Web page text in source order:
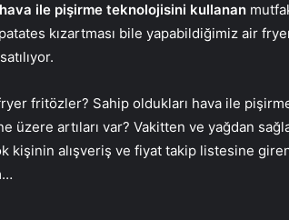
hava ile pişirme teknolojisini kullanan
kızartması bile yapabildiğimiz air
fritözler? Sahip oldukları hava ile
üzere artıları var? Vakitten ve yağdan
kişinin alışveriş ve fiyat takip listesine